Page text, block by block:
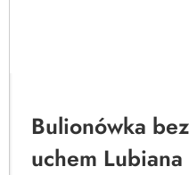
Bulionówka
uchem